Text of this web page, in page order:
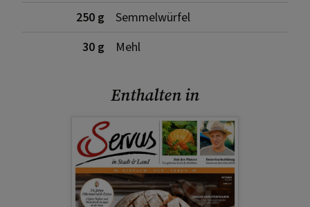
250 g
Semmelwürfel
30 g
Mehl
Enthalten in